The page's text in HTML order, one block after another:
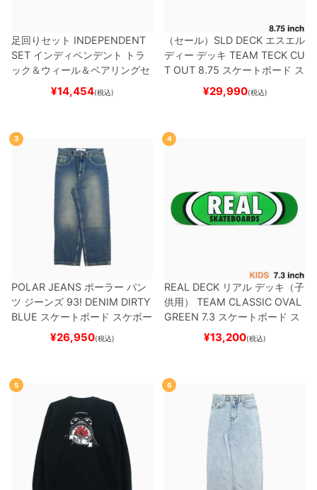
足回りセット INDEPENDENT
SET インディペンデント
トラ
ック＆ウィール＆ベアリングセ
（トリック用）
ード スケボー
¥14,454(税込)
（セール） SLD DECK エスエル
ディー デッキ TEAM TECK CU
T OUT 8.75 スケートボード ス
¥29,990(税込)
3
POLAR JEANS ポーラー パン
ツ ジーンズ 93! DENIM DIRTY
BLUE スケートボード スケボー
¥26,950(税込)
4
REAL DECK リアル デッキ（子
供用）
TEAM CLASSIC OVAL
GREEN 7.3 スケートボード ス
¥13,200(税込)
5 6